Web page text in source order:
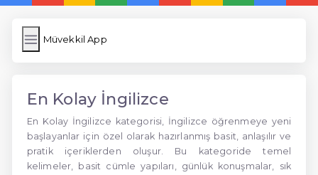
Müvekkil App
En Kolay İngilizce
En Kolay İngilizce kategorisi, İngilizce öğrenmeye yeni
başlayanlar için özel olarak hazırlanmış basit, anlaşılır ve
pratik içeriklerden oluşur. Bu kategoride temel
kelimeler, basit cümle yapıları, günlük konuşmalar, sık